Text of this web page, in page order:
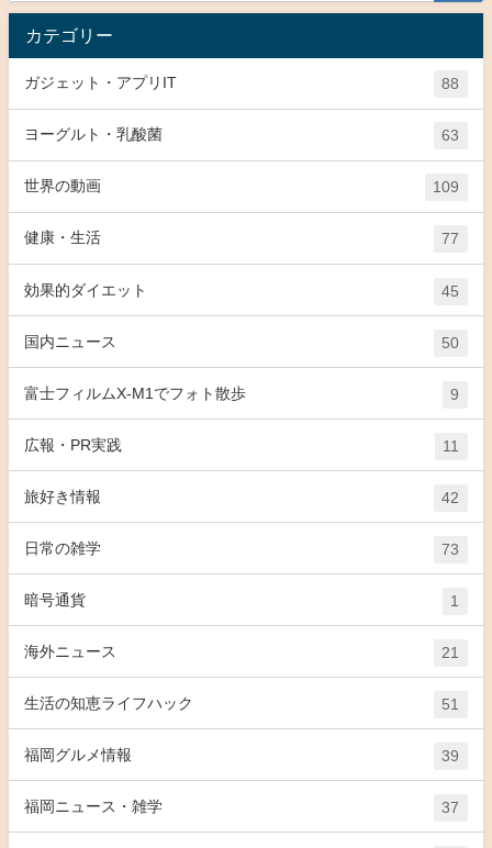
カテゴリー
ガジェット・アプリIT 88
ヨーグルト・乳酸菌 63
世界の動画 109
健康・生活 77
効果的ダイエット 45
国内ニュース 50
富士フィルムX-M1でフォト散歩 9
広報・PR実践 11
旅好き情報 42
日常の雑学 73
暗号通貨 1
海外ニュース 21
生活の知恵ライフハック 51
福岡グルメ情報 39
福岡ニュース・雑学 37